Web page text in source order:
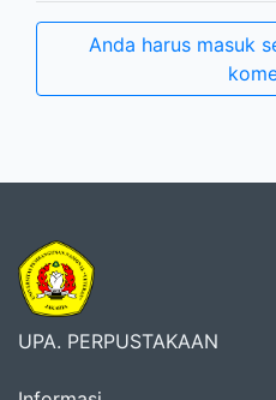
Anda harus masuk
UPA. PERPUSTAKAAN